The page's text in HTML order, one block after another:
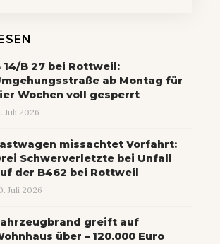
14/B 27 bei Rottweil:
ab Montag für
Wochen voll gesperrt
Juli 2026
missachtet Vorfahrt:
Schwerverletzte bei Unfall
der B462 bei Rottweil
Juli 2026
greift auf
über – 120.000 Euro